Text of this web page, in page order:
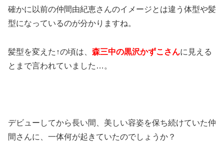
確かに以前の仲間由紀恵さんのイメージとは違う体型や髪
型になっているのが分かりますね。
髪型を変えた↑の頃は、 森三中の黒沢かずこさんに見える
とまで言われていました…。
デビューしてから長い間、美しい容姿を保ち続けていた仲
間さんに、一体何が起きていたのでしょうか？